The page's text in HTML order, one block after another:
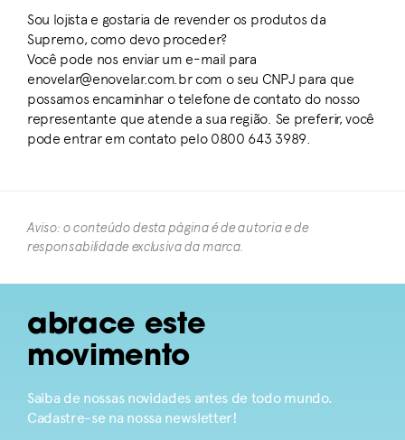
Sou lojista e gostaria de revender os produtos da
Supremo, como devo proceder?
Você pode nos enviar um e-mail para
enovelar@enovelar.com.br com o seu CNPJ para que
possamos encaminhar o telefone de contato do nosso
representante que atende a sua região. Se preferir, você
pode entrar em contato pelo 0800 643 3989.
Aviso: o conteúdo desta página é de autoria e de
responsabilidade exclusiva da marca.​
abrace este
movimento
Saiba de nossas novidades antes de todo mundo.
Cadastre-se na nossa newsletter!